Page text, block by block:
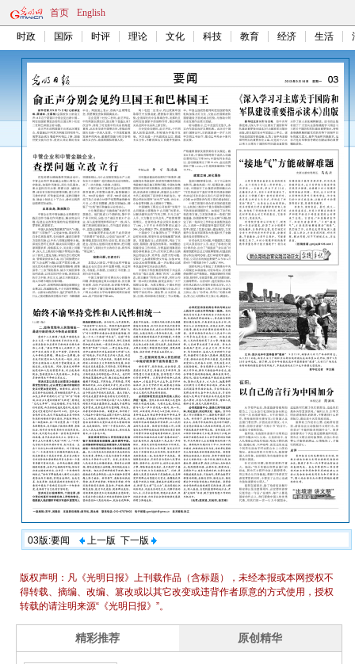
首页 English
时政 国际 时评 理论 文化 科技 教育 经济 生活
03版:要闻 上一版 下一版